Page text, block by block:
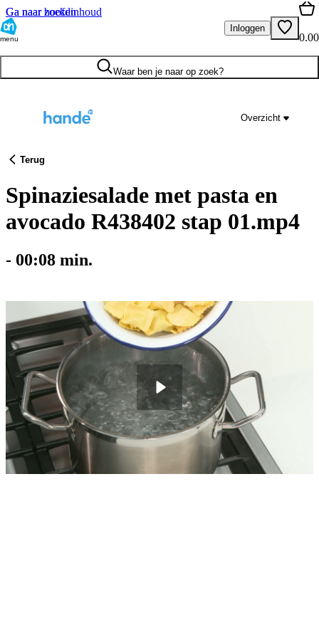
Ga naar hoofdinhoud
Ga naar zoeken
menu
Inloggen
0.00
Waar ben je naar op zoek?
Overzicht
Terug
Spinaziesalade met pasta en
avocado R438402 stap 01.mp4
- 00:08 min.